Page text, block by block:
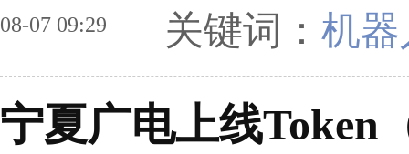
08-07 09:29 关键词： 机器
宁夏广电上线Token